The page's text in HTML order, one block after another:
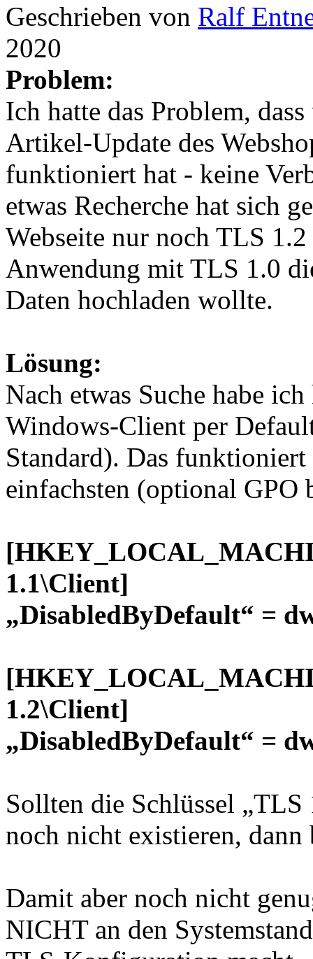
Geschrieben von Ralf
2020
Problem:
Ich hatte das Problem,
Artikel-Update des
funktioniert hat - keine
etwas Recherche hat sich
Webseite nur noch TLS
Anwendung mit TLS 1.0
Daten hochladen wollte.
Lösung:
Nach etwas Suche habe
Windows-Client per
Standard). Das
einfachsten (optional GPO
1.1\Client]
„DisabledByDefault“ =
1.2\Client]
„DisabledByDefault“ =
Sollten die Schlüssel
noch nicht existieren, dann
Damit aber noch nicht
NICHT an den